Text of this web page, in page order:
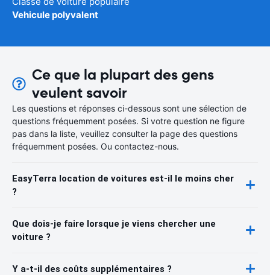
Vehicule polyvalent
Ce que la plupart des gens
veulent savoir
Les questions et réponses ci-dessous sont une sélection de
questions fréquemment posées. Si votre question ne figure
pas dans la liste, veuillez consulter la page des questions
fréquemment posées. Ou contactez-nous.
EasyTerra location de voitures est-il le moins cher
?
Que dois-je faire lorsque je viens chercher une
voiture ?
Y a-t-il des coûts supplémentaires ?